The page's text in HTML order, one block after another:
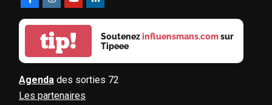
tip! Soutenezinfluensmans.comsur
Tipeee
Agenda des sorties 72
Les partenaires